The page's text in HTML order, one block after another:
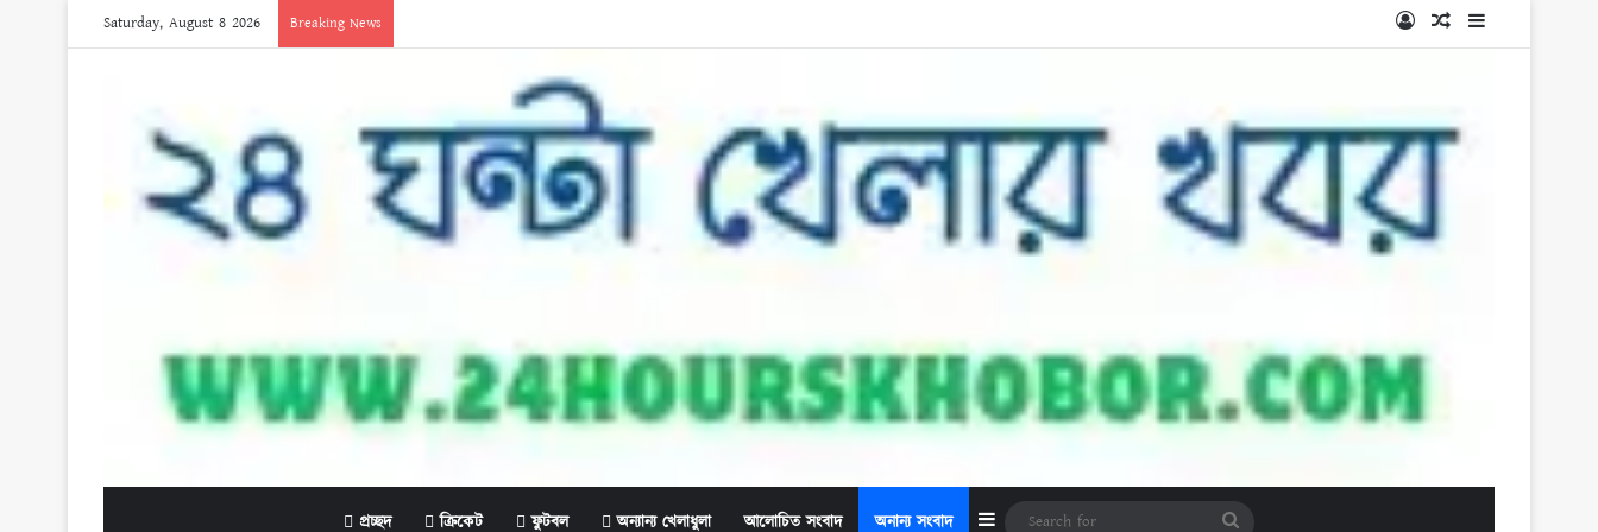
Saturday, August 8 2026 Breaking News Log InRandom Article
Sidebar
প্রচ্ছদ ক্রিকেট ফুটবল অন্যান্য খেলাধুলা আলোচিত সংবাদ অনান্য সংবাদ Sidebar Search